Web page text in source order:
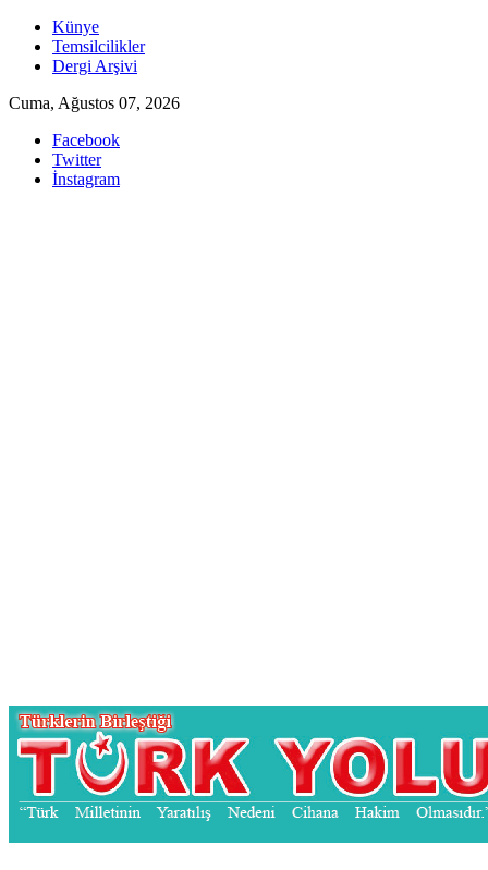
Skip
content
Künye
Temsilcilikler
Dergi Arşivi
Cuma, Ağustos 07, 2026
Facebook
Twitter
İnstagram